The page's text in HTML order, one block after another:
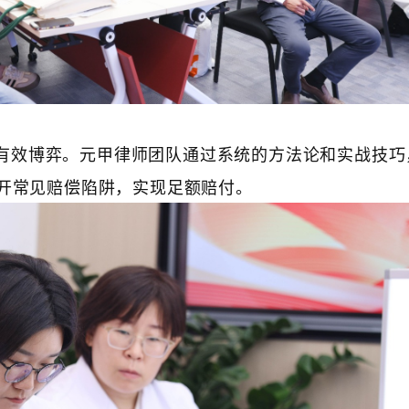
博弈。元甲律师团队通过系统的方法论和实战技
见赔偿陷阱，实现足额赔付。